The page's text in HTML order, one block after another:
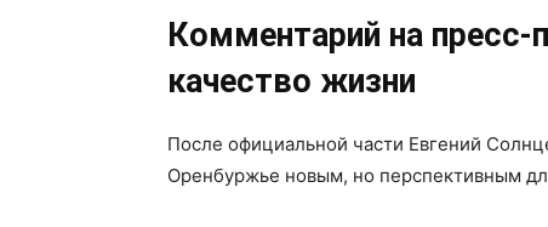
Комментарий на пресс-
качество жизни
После официальной части Евгений
Оренбуржье новым, но перспективным